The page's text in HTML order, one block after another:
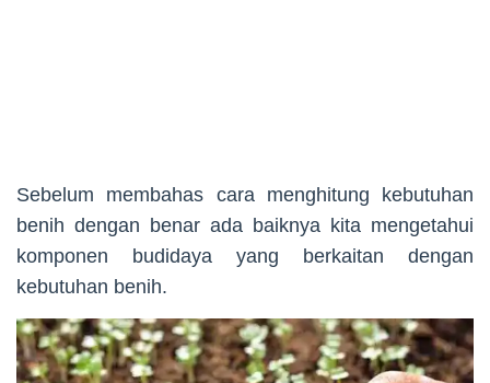
Sebelum membahas cara menghitung kebutuhan
benih dengan benar ada baiknya kita mengetahui
komponen budidaya yang berkaitan dengan
kebutuhan benih.